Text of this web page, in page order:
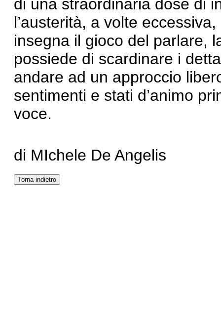
di una straordinaria dose di
l’austerità, a volte
insegna il gioco del parlare,
possiede di scardinare i
andare ad un approccio
sentimenti e stati d’animo
voce.
di MIchele De Angelis